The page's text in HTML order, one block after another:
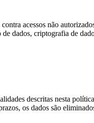
acessos não
dados, criptografia de
descritas nesta
os dados são